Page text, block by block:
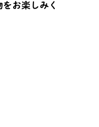
お楽しみく